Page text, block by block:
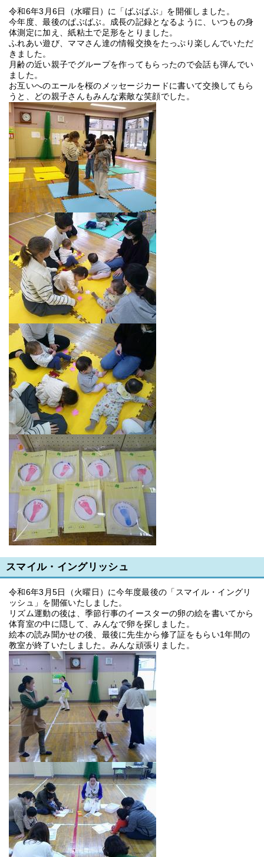
令和6年3月6日（水曜日）に「ばぶばぶ」を開催しました。
今年度、最後のぱぶばぶ。成長の記録となるように、いつもの身
体測定に加え、紙粘土で足形をとりました。
ふれあい遊び、ママさん達の情報交換をたっぷり楽しんでいただ
きました。
月齢の近い親子でグループを作ってもらったので会話も弾んでい
ました。
お互いへのエールを桜のメッセージカードに書いて交換してもら
うと、どの親子さんもみんな素敵な笑顔でした。
スマイル・イングリッシュ
令和6年3月5日（火曜日）に今年度最後の「スマイル・イングリ
ッシュ」を開催いたしました。
リズム運動の後は、季節行事のイースターの卵の絵を書いてから
体育室の中に隠して、みんなで卵を探しました。
絵本の読み聞かせの後、最後に先生から修了証をもらい1年間の
教室が終了いたしました。みんな頑張りました。